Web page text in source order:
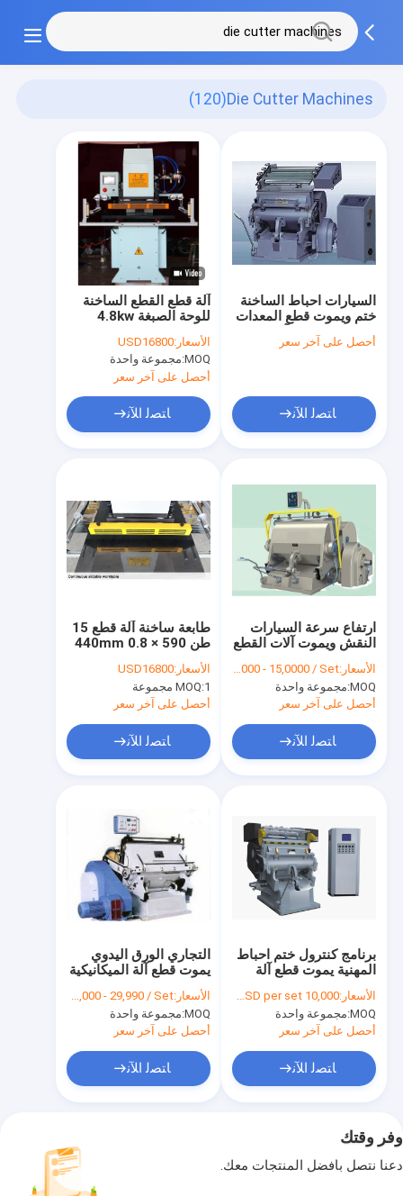
Die Cutter Machines
(120)
آلة قطع القطع الساخنة
للوحة الصبغة 4.8kw
100mm ارتفاع العمل
الأسعار:USD16800
MOQ: مجموعة واحدة
أحصل على آخر سعر
ﺎﺘﺼﻟ ﺍﻶﻧ
السيارات احباط الساخنة
ختم ويموت قطع المعدات
50KW، ويموت آلات كتر
أحصل على آخر سعر
ﺎﺘﺼﻟ ﺍﻶﻧ
طابعة ساخنة آلة قطع 15
طن 590 × 440mm 0.8
- 1.2mpa
الأسعار:USD16800
MOQ:1 مجموعة
أحصل على آخر سعر
ﺎﺘﺼﻟ ﺍﻶﻧ
ارتفاع سرعة السيارات
النقش ويموت آلات القطع
780 مم
الأسعار:US $ 8,0000 - 15,0000 / Set
MOQ: مجموعة واحدة
أحصل على آخر سعر
ﺎﺘﺼﻟ ﺍﻶﻧ
التجاري الورق اليدوي
يموت قطع آلة الميكانيكية
مدفوعة
الأسعار:US $ 5,000 - 29,990 / Set
MOQ: مجموعة واحدة
أحصل على آخر سعر
ﺎﺘﺼﻟ ﺍﻶﻧ
برنامج كنترول ختم احباط
المهنية يموت قطع آلة
مكافحة تزييف العلامات
التجارية تكنولوجيا
الطباعة
الأسعار:10,000 USD to 30,000 USD per set
MOQ: مجموعة واحدة
أحصل على آخر سعر
ﺎﺘﺼﻟ ﺍﻶﻧ
وفر وقتك
دعنا نتصل بأفضل المنتجات معك.